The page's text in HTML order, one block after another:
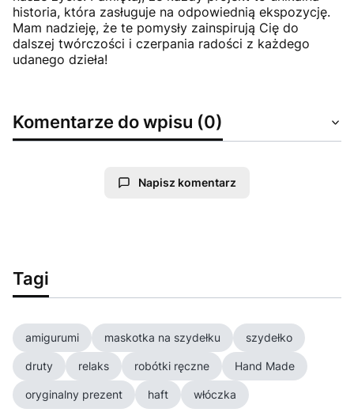
historia, która zasługuje na odpowiednią ekspozycję.
Mam nadzieję, że te pomysły zainspirują Cię do
dalszej twórczości i czerpania radości z każdego
udanego dzieła!
Komentarze do wpisu (0)
Napisz komentarz
Tagi
amigurumi maskotka na szydełku szydełko
druty relaks robótki ręczne Hand Made
oryginalny prezent haft włóczka